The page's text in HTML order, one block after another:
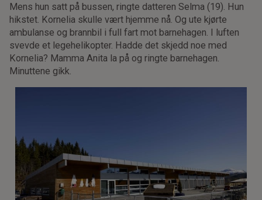
Mens hun satt på bussen, ringte datteren Selma (19). Hun
hikstet. Kornelia skulle vært hjemme nå. Og ute kjørte
ambulanse og brannbil i full fart mot barnehagen. I luften
svevde et legehelikopter. Hadde det skjedd noe med
Kornelia? Mamma Anita la på og ringte barnehagen.
Minuttene gikk.